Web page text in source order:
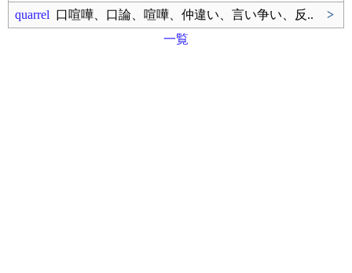
quarrel 口喧嘩、口論、喧嘩、仲違い、言い争い、反..
>
一覧